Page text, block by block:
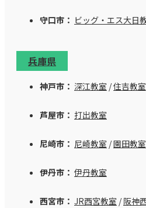
守口市： ビッグ・エス大日
兵庫県
神戸市： 深江教室 /住吉教室
芦屋市： 打出教室
尼崎市： 尼崎教室 /園田教室
伊丹市： 伊丹教室
西宮市： JR西宮教室 /阪神